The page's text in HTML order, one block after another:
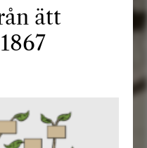
ätt